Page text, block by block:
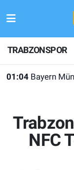
TRABZONSPOR
01:04 Bayern
NFC
TRABZON
KULİS
1461
Hava
Trafik
Son Dakika